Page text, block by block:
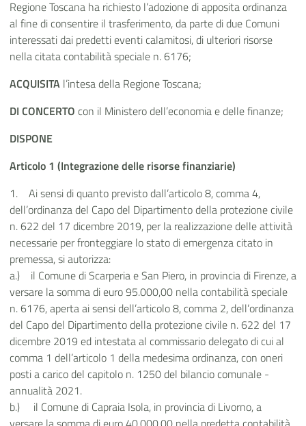
Regione Toscana ha richiesto l’adozione di apposita ordinanza
al fine di consentire il trasferimento, da parte di due Comuni
interessati dai predetti eventi calamitosi, di ulteriori risorse
nella citata contabilità speciale n. 6176;
ACQUISITA l’intesa della Regione Toscana;
DI CONCERTO con il Ministero dell’economia e delle finanze;
DISPONE
Articolo 1 (Integrazione delle risorse finanziarie)
1. Ai sensi di quanto previsto dall’articolo 8, comma 4,
dell’ordinanza del Capo del Dipartimento della protezione civile
n. 622 del 17 dicembre 2019, per la realizzazione delle attività
necessarie per fronteggiare lo stato di emergenza citato in
premessa, si autorizza:
a.) il Comune di Scarperia e San Piero, in provincia di Firenze, a
versare la somma di euro 95.000,00 nella contabilità speciale
n. 6176, aperta ai sensi dell’articolo 8, comma 2, dell’ordinanza
del Capo del Dipartimento della protezione civile n. 622 del 17
dicembre 2019 ed intestata al commissario delegato di cui al
comma 1 dell’articolo 1 della medesima ordinanza, con oneri
posti a carico del capitolo n. 1250 del bilancio comunale -
annualità 2021.
b.) il Comune di Capraia Isola, in provincia di Livorno, a